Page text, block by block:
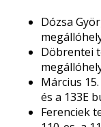
Dózsa
Döbrentei
Március
és a 133E
Ferenciek